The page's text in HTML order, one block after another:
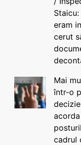
eram
cerut
Mai
într-o
cadrul